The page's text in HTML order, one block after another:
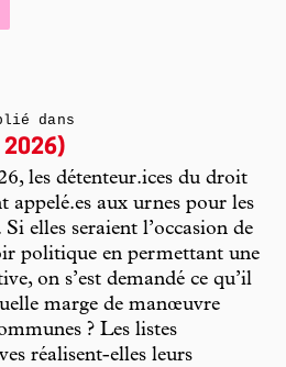
dans
2026)
les détenteur.ices du droit
appelé.es aux urnes pour les
elles seraient l’occasion de
politique en permettant une
on s’est demandé ce qu’il
marge de manœuvre
? Les listes
réalisent-elles leurs